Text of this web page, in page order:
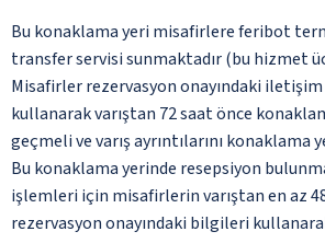
Bu konaklama yeri misafirlere feribot
transfer servisi sunmaktadır (bu hizmet
Misafirler rezervasyon onayındaki
kullanarak varıştan 72 saat önce
geçmeli ve varış ayrıntılarını
Bu konaklama yerinde resepsiyon
işlemleri için misafirlerin varıştan en az
rezervasyon onayındaki bilgileri